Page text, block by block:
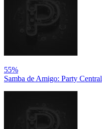
55%
Samba de Amigo: Party Central